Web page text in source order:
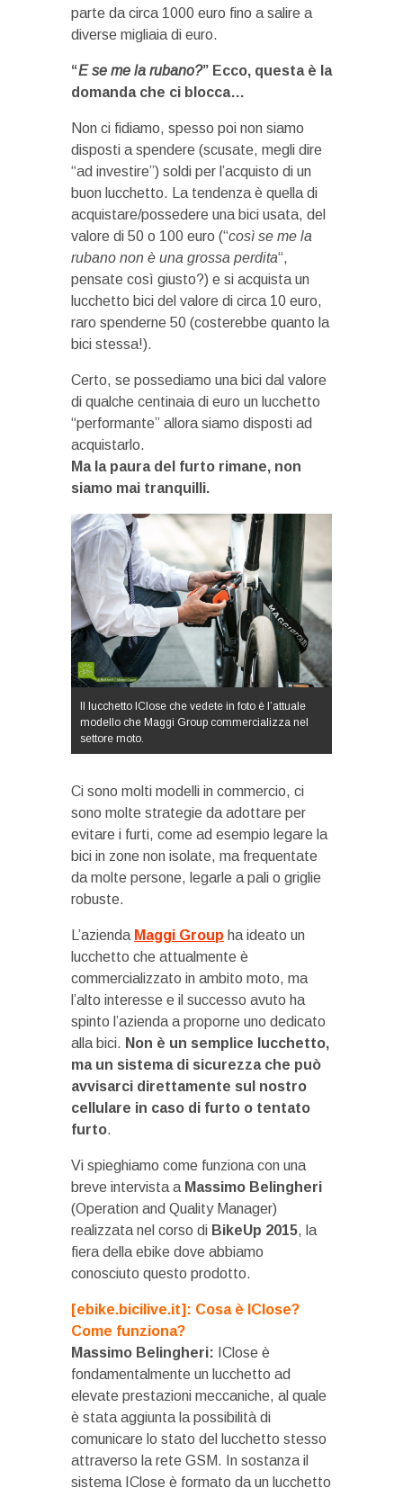
parte da circa 1000 euro fino a salire a
diverse migliaia di euro.
“E se me la rubano?” Ecco, questa è la
domanda che ci blocca…
Non ci fidiamo, spesso poi non siamo
disposti a spendere (scusate, megli dire
“ad investire”) soldi per l’acquisto di un
buon lucchetto. La tendenza è quella di
acquistare/possedere una bici usata, del
valore di 50 o 100 euro (“così se me la
rubano non è una grossa perdita“,
pensate così giusto?) e si acquista un
lucchetto bici del valore di circa 10 euro,
raro spenderne 50 (costerebbe quanto la
bici stessa!).
Certo, se possediamo una bici dal valore
di qualche centinaia di euro un lucchetto
“performante” allora siamo disposti ad
acquistarlo.
Ma la paura del furto rimane, non
siamo mai tranquilli.
Il lucchetto IClose che vedete in foto è l’attuale
modello che Maggi Group commercializza nel
settore moto.
Ci sono molti modelli in commercio, ci
sono molte strategie da adottare per
evitare i furti, come ad esempio legare la
bici in zone non isolate, ma frequentate
da molte persone, legarle a pali o griglie
robuste.
L’azienda Maggi Group ha ideato un
lucchetto che attualmente è
commercializzato in ambito moto, ma
l’alto interesse e il successo avuto ha
spinto l’azienda a proporne uno dedicato
alla bici. Non è un semplice lucchetto,
ma un sistema di sicurezza che può
avvisarci direttamente sul nostro
cellulare in caso di furto o tentato
furto.
Vi spieghiamo come funziona con una
breve intervista a Massimo Belingheri
(Operation and Quality Manager)
realizzata nel corso di BikeUp 2015, la
fiera della ebike dove abbiamo
conosciuto questo prodotto.
[ebike.bicilive.it]: Cosa è IClose?
Come funziona?
Massimo Belingheri: IClose è
fondamentalmente un lucchetto ad
elevate prestazioni meccaniche, al quale
è stata aggiunta la possibilità di
comunicare lo stato del lucchetto stesso
attraverso la rete GSM. In sostanza il
sistema IClose è formato da un lucchetto